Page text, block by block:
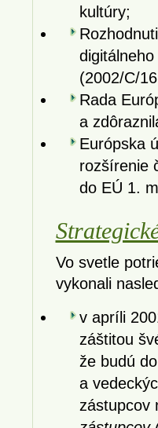
kultúry;
(2002/C/
Rada
a
Európska
rozšírenie
do EÚ 1.
Vo svetle
vykonali
v apríli
záštitou
že budú
a
zástupcov